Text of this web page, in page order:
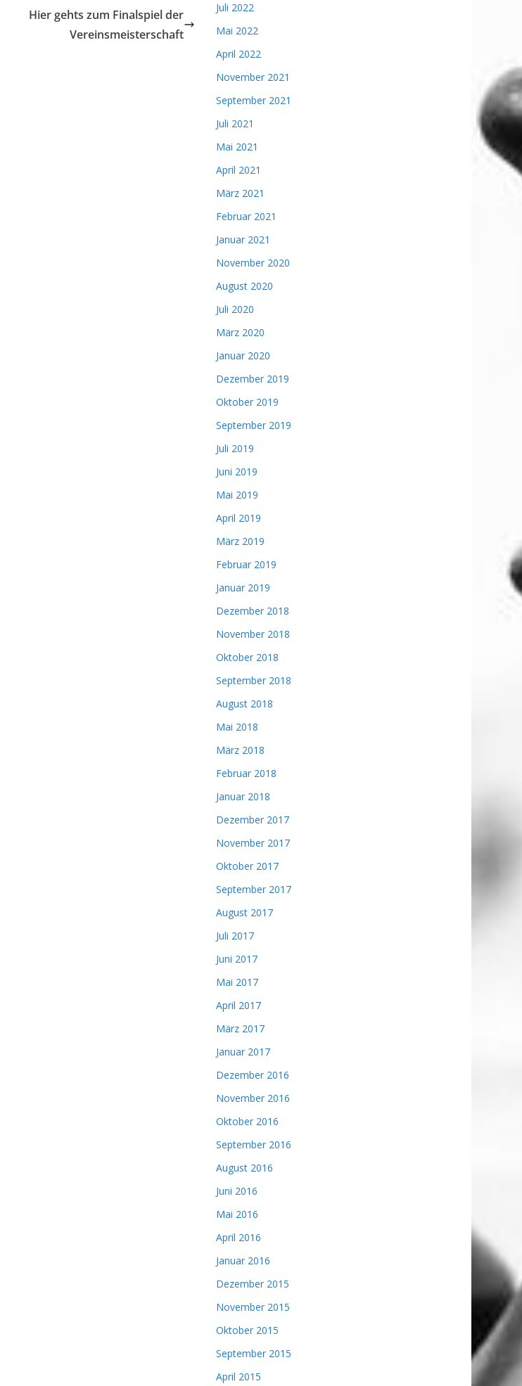
Hier gehts zum Finalspiel der
Vereinsmeisterschaft
Juli 2022
Mai 2022
April 2022
November 2021
September 2021
Juli 2021
Mai 2021
April 2021
März 2021
Februar 2021
Januar 2021
November 2020
August 2020
Juli 2020
März 2020
Januar 2020
Dezember 2019
Oktober 2019
September 2019
Juli 2019
Juni 2019
Mai 2019
April 2019
März 2019
Februar 2019
Januar 2019
Dezember 2018
November 2018
Oktober 2018
September 2018
August 2018
Mai 2018
März 2018
Februar 2018
Januar 2018
Dezember 2017
November 2017
Oktober 2017
September 2017
August 2017
Juli 2017
Juni 2017
Mai 2017
April 2017
März 2017
Januar 2017
Dezember 2016
November 2016
Oktober 2016
September 2016
August 2016
Juni 2016
Mai 2016
April 2016
Januar 2016
Dezember 2015
November 2015
Oktober 2015
September 2015
April 2015